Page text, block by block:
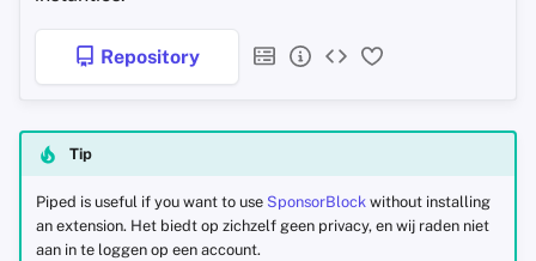
Repository
Tip
Piped is useful if you want to use SponsorBlockwithout installing
an extension. Het biedt op zichzelf geen privacy, en wij raden niet
aan in te loggen op een account.